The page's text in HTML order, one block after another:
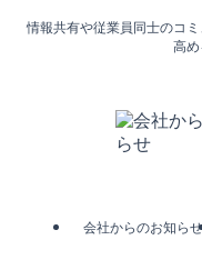
情報共有や従業員同士のコ
高め
会社からのお知ら